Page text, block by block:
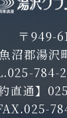
〒949-
沼郡湯沢
025-784-
直通】